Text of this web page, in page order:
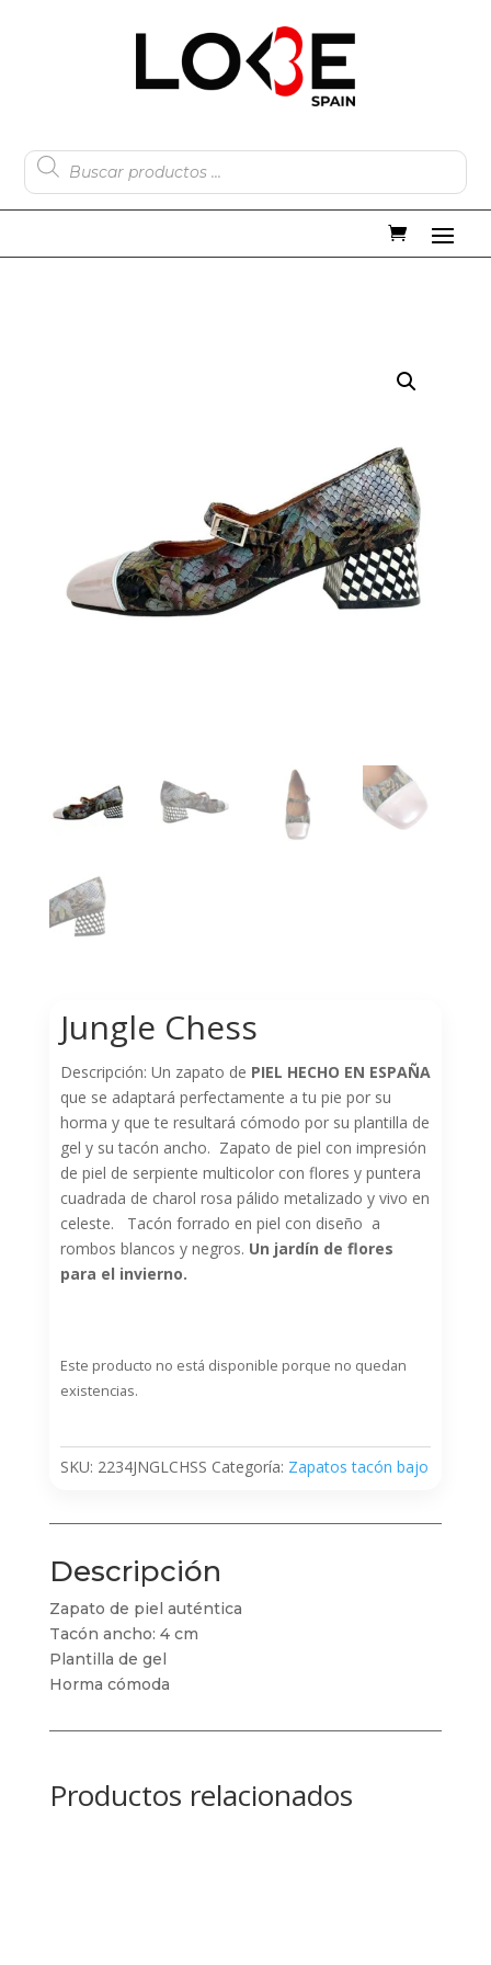
de
productos
Jungle Chess
Descripción: Un zapato de PIEL HECHO EN ESPAÑA
que se adaptará perfectamente a tu pie por su
horma y que te resultará cómodo por su plantilla de
gel y su tacón ancho. Zapato de piel con impresión
de piel de serpiente multicolor con flores y puntera
cuadrada de charol rosa pálido metalizado y vivo en
celeste. Tacón forrado en piel con diseño a
rombos blancos y negros. Un jardín de flores
para el invierno.
Este producto no está disponible porque no quedan
existencias.
SKU: 2234JNGLCHSS Categoría: Zapatos tacón bajo
Descripción
Zapato de piel auténtica
Tacón ancho: 4 cm
Plantilla de gel
Horma cómoda
Productos relacionados